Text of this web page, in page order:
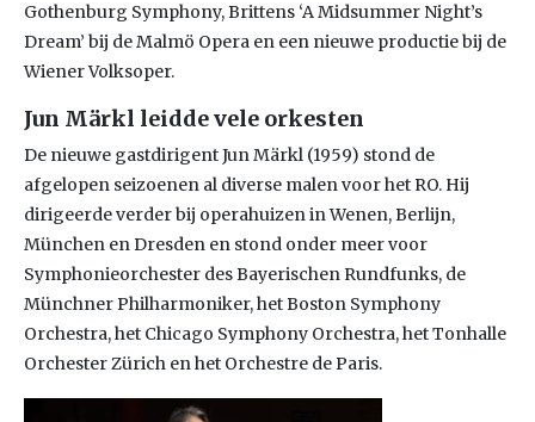
Gothenburg Symphony, Brittens ‘A Midsummer Night’s
Dream’ bij de Malmö Opera en een nieuwe productie bij de
Wiener Volksoper.
Jun Märkl leidde vele orkesten
De nieuwe gastdirigent Jun Märkl (1959) stond de
afgelopen seizoenen al diverse malen voor het RO. Hij
dirigeerde verder bij operahuizen in Wenen, Berlijn,
München en Dresden en stond onder meer voor
Symphonieorchester des Bayerischen Rundfunks, de
Münchner Philharmoniker, het Boston Symphony
Orchestra, het Chicago Symphony Orchestra, het Tonhalle
Orchester Zürich en het Orchestre de Paris.